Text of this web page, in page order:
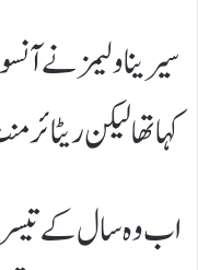
سیرینا ولیمز نے
کہا تھا لیکن
اب وہ سال کے